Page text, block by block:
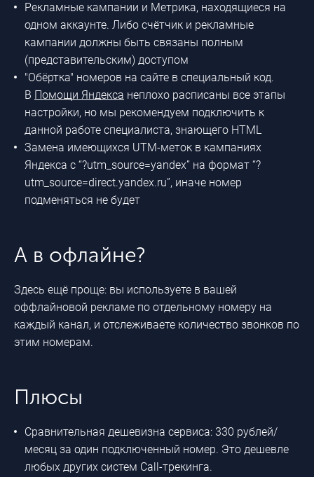
Рекламные кампании и Метрика, находящиеся на
одном аккаунте. Либо счётчик и рекламные
кампании должны быть связаны полным
(представительским) доступом
"Обёртка" номеров на сайте в специальный код.
В Помощи Яндекса неплохо расписаны все этапы
настройки, но мы рекомендуем подключить к
данной работе специалиста, знающего HTML
Замена имеющихся UTM-меток в кампаниях
Яндекса с “?utm_source=yandex” на формат “?
utm_source=direct.yandex.ru”, иначе номер
подменяться не будет
А в офлайне?
Здесь ещё проще: вы используете в вашей
оффлайновой рекламе по отдельному номеру на
каждый канал, и отслеживаете количество звонков по
этим номерам.
Плюсы
Сравнительная дешевизна сервиса: 330 рублей/
месяц за один подключенный номер. Это дешевле
любых других систем Call-трекинга.